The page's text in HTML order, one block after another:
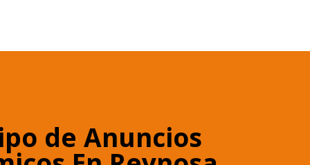
de Anuncios